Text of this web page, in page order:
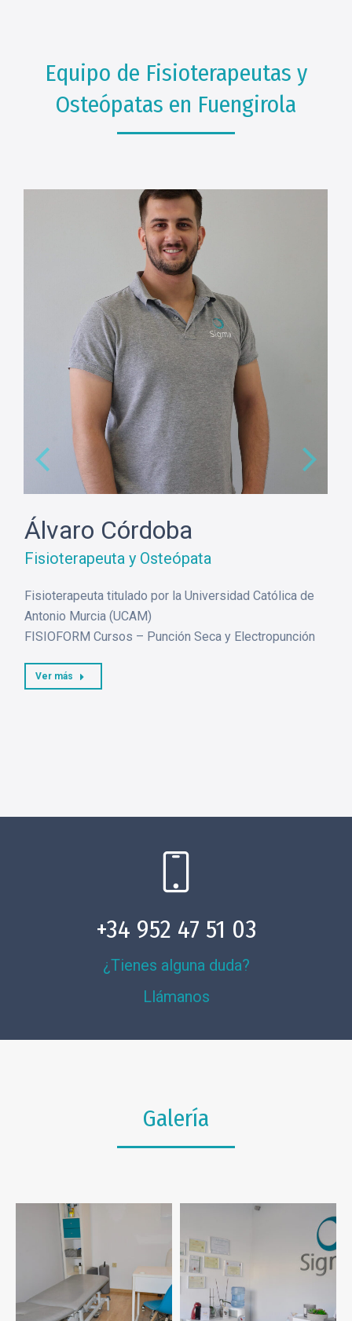
Equipo de Fisioterapeutas y
Osteópatas en Fuengirola
Álvaro Córdoba
Fisioterapeuta y Osteópata
Fisioterapeuta titulado por la Universidad Católica de
Antonio Murcia (UCAM)
FISIOFORM Cursos – Punción Seca y Electropunción
Ver más
+34 952 47 51 03
¿Tienes alguna duda?
Llámanos
Galería